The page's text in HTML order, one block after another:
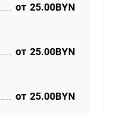
от 25.00BYN
от 25.00BYN
от 25.00BYN